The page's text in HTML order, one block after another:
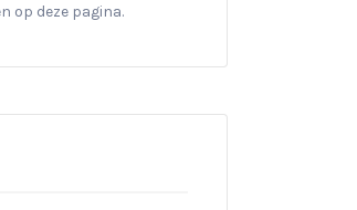
op deze pagina.